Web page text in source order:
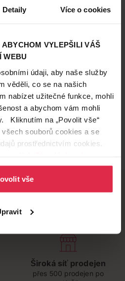
Detaily Více o cookies
VYLEPŠILI VÁŠ
WEBU
údaji, aby naše služby
věděli, co se na našich
nabízet užitečné funkce, mohli
a abychom vám mohli
Kliknutím na „Povolit vše“
souborů cookies a se
prostřednictvím cookies.
vše
Široká síť prodejen
přes 500 prodejen po